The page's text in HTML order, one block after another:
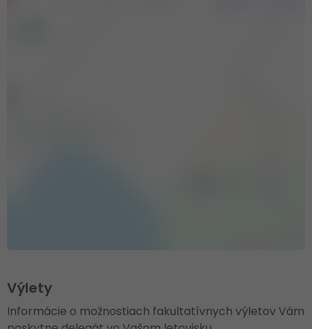
Výlety
Informácie o možnostiach fakultatívnych výletov Vám